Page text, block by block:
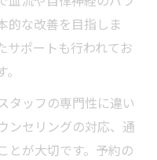
か検証
きる症状一覧
の範囲とは
こと・できないこ
的な改善を目指しま
サポートも行われてお
タッフの専門性に違い
ンセリングの対応、通
とが大切です。予約の